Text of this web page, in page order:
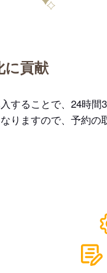
に貢献
することで、24時間
りますので、予約の